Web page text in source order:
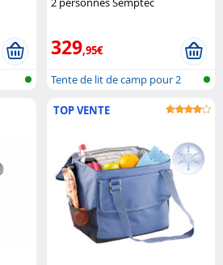
329,95€
Tente de lit de camp pour 2
TOP VENTE